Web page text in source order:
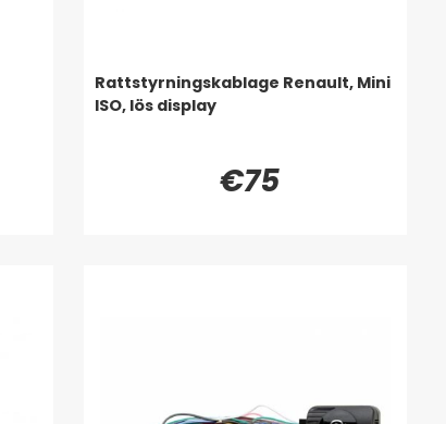
Rattstyrningskablage Renault, Mini
ISO, lös display
€75